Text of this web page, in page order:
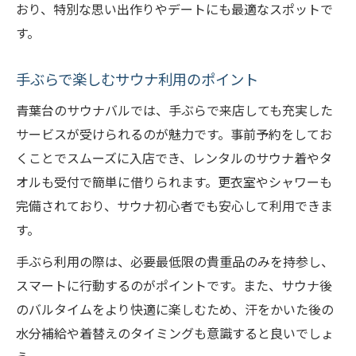
おり、特別な思い出作りやデートにも最適なスポットで
す。
手ぶらで楽しむサウナ利用のポイント
青葉台のサウナバルでは、手ぶらで来店しても充実した
サービスが受けられるのが魅力です。事前予約をしてお
くことでスムーズに入店でき、レンタルのサウナ着やタ
オルも受付で簡単に借りられます。更衣室やシャワーも
完備されており、サウナ初心者でも安心して利用できま
す。
手ぶら利用の際は、必要最低限の貴重品のみを持参し、
スマートに行動するのがポイントです。また、サウナ後
のバルタイムをより快適に楽しむため、汗をかいた後の
水分補給や着替えのタイミングも意識すると良いでしょ